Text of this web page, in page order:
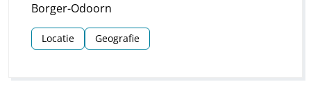
Borger-Odoorn
Locatie Geografie